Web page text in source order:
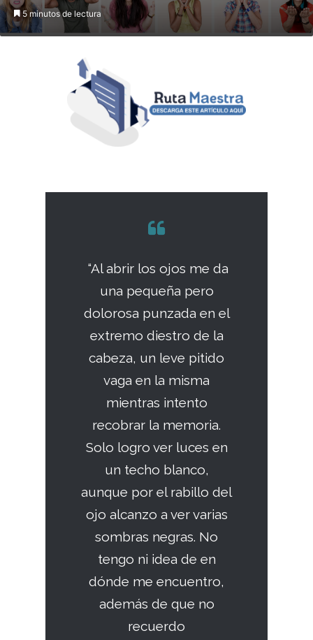
5 minutos de lectura
“Al abrir los ojos me da
una pequeña pero
dolorosa punzada en el
extremo diestro de la
cabeza, un leve pitido
vaga en la misma
mientras intento
recobrar la memoria.
Solo logro ver luces en
un techo blanco,
aunque por el rabillo del
ojo alcanzo a ver varias
sombras negras. No
tengo ni idea de en
dónde me encuentro,
además de que no
recuerdo